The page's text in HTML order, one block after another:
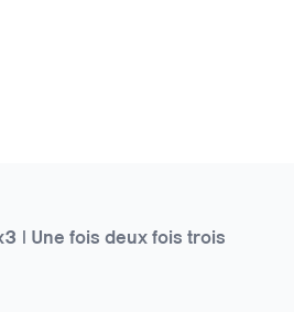
| Une fois deux fois trois